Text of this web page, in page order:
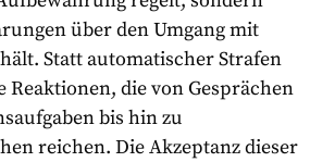
über den Umgang mit
Statt automatischer Strafen
Reaktionen, die von Gesprächen
bis hin zu
reichen. Die Akzeptanz dieser